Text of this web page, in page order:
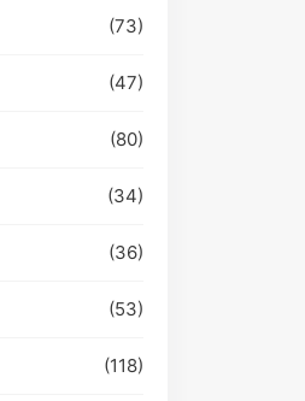
(73)
(47)
(80)
(34)
(36)
(53)
(118)